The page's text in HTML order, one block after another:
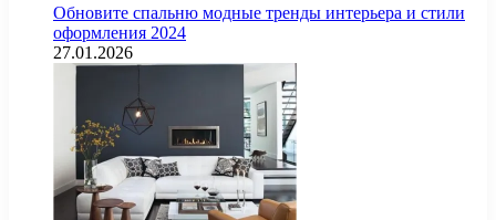
Обновите спальню модные тренды интерьера и стили
оформления 2024
27.01.2026